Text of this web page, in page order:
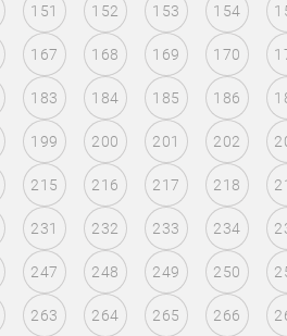
151 152 153 154
167 168 169 170
183 184 185 186
199 200 201 202
215 216 217 218
231 232 233 234
247 248 249 250
263 264 265 266